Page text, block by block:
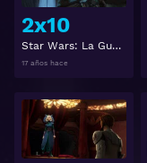
2x10
Star Wars: La Guerra de los Clones 2x10
17 años hace